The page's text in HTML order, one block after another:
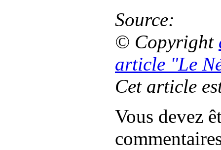
Source:
© Copyright
article "Le
Cet article
Vous devez